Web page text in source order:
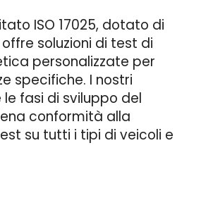
ISO 17025, dotato di
soluzioni di test di
personalizzate per
specifiche. I nostri
fasi di sviluppo del
conformità alla
su tutti i tipi di veicoli e